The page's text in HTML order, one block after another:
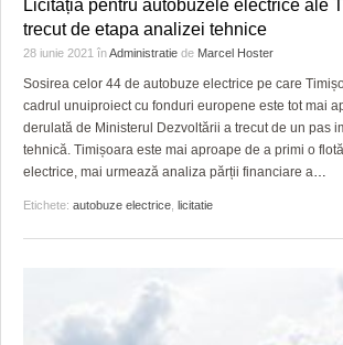
Licitația pentru autobuzele electrice ale
trecut de etapa analizei tehnice
28 iunie 2021 înAdministratie de Marcel Hoster
Sosirea celor 44 de autobuze electrice pe care
cadrul unuiproiect cu fonduri europene este tot mai
derulată de Ministerul Dezvoltării a trecut de un pas
tehnică. Timișoara este mai aproape de a primi o
electrice, mai urmează analiza părții financiare a…
Etichete: autobuze electrice licitatie